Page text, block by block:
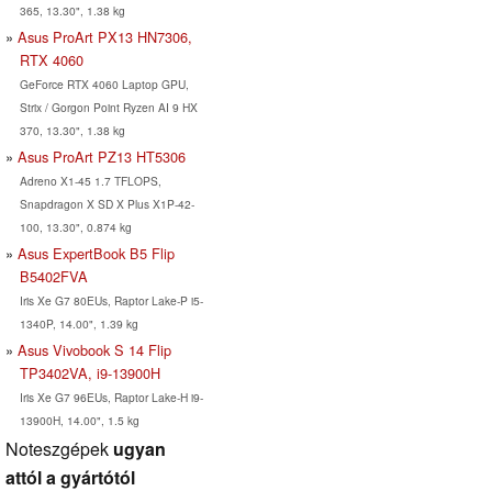
365, 13.30", 1.38 kg
Asus ProArt PX13 HN7306,
RTX 4060
GeForce RTX 4060 Laptop GPU,
Strix / Gorgon Point Ryzen AI 9 HX
370, 13.30", 1.38 kg
Asus ProArt PZ13 HT5306
Adreno X1-45 1.7 TFLOPS,
Snapdragon X SD X Plus X1P-42-
100, 13.30", 0.874 kg
Asus ExpertBook B5 Flip
B5402FVA
Iris Xe G7 80EUs, Raptor Lake-P i5-
1340P, 14.00", 1.39 kg
Asus Vivobook S 14 Flip
TP3402VA, i9-13900H
Iris Xe G7 96EUs, Raptor Lake-H i9-
13900H, 14.00", 1.5 kg
Noteszgépek ugyan
attól a gyártótól